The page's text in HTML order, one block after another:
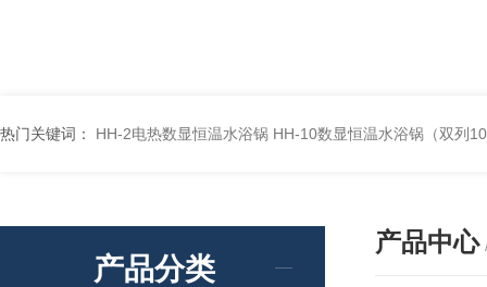
热门关键词： HH-2电热数显恒温水浴锅 HH-10数显恒温水浴锅（双列
产品分类
产品中心